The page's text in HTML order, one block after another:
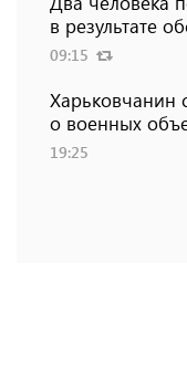
в результате
09:15
Харьковчанин
о военных
19:25